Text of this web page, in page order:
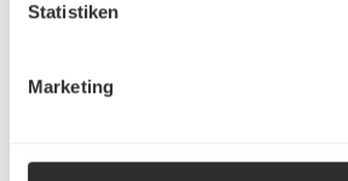
Statistiken
Marketing